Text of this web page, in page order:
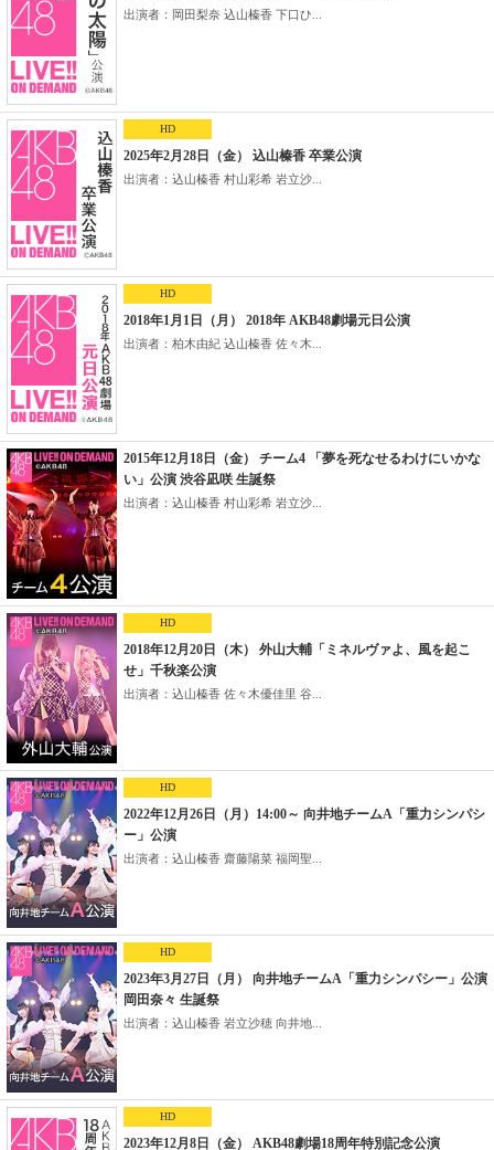
出演者：岡田梨奈 込山榛香 下口ひ...
HD
2025年2月28日（金） 込山榛香 卒業公演
出演者：込山榛香 村山彩希 岩立沙...
HD
2018年1月1日（月） 2018年 AKB48劇場元日公演
出演者：柏木由紀 込山榛香 佐々木...
2015年12月18日（金） チーム4 「夢を死なせるわけにいかな
い」公演 渋谷凪咲 生誕祭
出演者：込山榛香 村山彩希 岩立沙...
HD
2018年12月20日（木） 外山大輔「ミネルヴァよ、風を起こ
せ」千秋楽公演
出演者：込山榛香 佐々木優佳里 谷...
HD
2022年12月26日（月）14:00～ 向井地チームA「重力シンパシ
ー」公演
出演者：込山榛香 齋藤陽菜 福岡聖...
HD
2023年3月27日（月） 向井地チームA「重力シンパシー」公演
岡田奈々 生誕祭
出演者：込山榛香 岩立沙穂 向井地...
HD
2023年12月8日（金） AKB48劇場18周年特別記念公演